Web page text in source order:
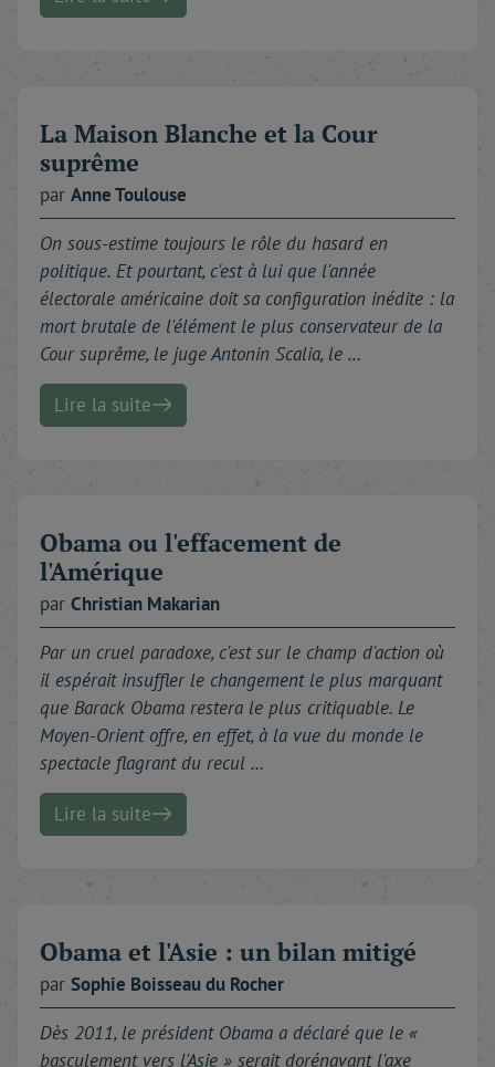
Brigitte Adès & Patrick Wasjman
P.-S. : Politique Internationale n'a pas attendu le
Royaume-Uni que pour l'Europe. Entre autres
analyses, nos lecteurs pourront se reporter à l'article
de Pauline Schnapper, « "Brexit", le pari risqué de
David Cameron », paru dans notre numéro 150, hiver
2015-2016.
La Maison Blanche et la Cour
suprême
par AnneToulouse
On sous-estime toujours le rôle du hasard en
politique. Et pourtant, c'est à lui que l'année
électorale américaine doit sa configuration inédite : la
mort brutale de l'élément le plus conservateur de la
Cour suprême, le juge Antonin Scalia, le …
Lire la suite
Obama ou l'effacement de
l'Amérique
par Christian Makarian
Par un cruel paradoxe, c'est sur le champ d'action où
il espérait insuffler le changement le plus marquant
que Barack Obama restera le plus critiquable. Le
Moyen-Orient offre, en effet, à la vue du monde le
spectacle flagrant du recul …
Lire la suite
Obama et l'Asie : un bilan mitigé
par Sophie Boisseau du Rocher
Dès 2011, le président Obama a déclaré que le «
basculement vers l'Asie » serait dorénavant l'axe